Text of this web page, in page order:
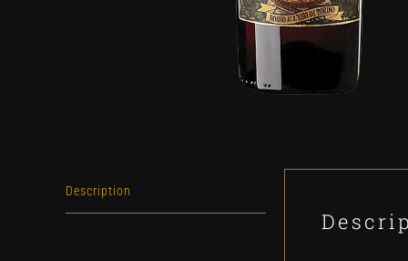
Description